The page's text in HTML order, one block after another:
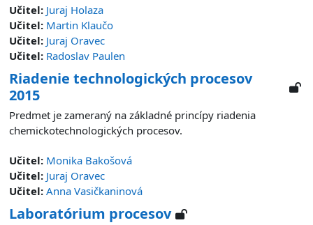
Učitel: Juraj Holaza
Učitel: Martin Klaučo
Učitel: Juraj Oravec
Učitel: Radoslav Paulen
Riadenie technologických procesov
2015
Predmet je zameraný na základné princípy riadenia
chemickotechnologických procesov.
Učitel: Monika Bakošová
Učitel: Juraj Oravec
Učitel: Anna Vasičkaninová
Laboratórium procesov